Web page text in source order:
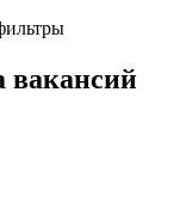
вакансий